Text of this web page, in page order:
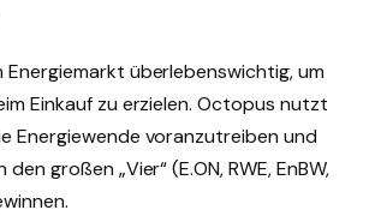
Energiemarkt überlebenswichtig, um
Einkauf zu erzielen. Octopus nutzt
Energiewende voranzutreiben und
großen „Vier“ (E.ON, RWE, EnBW,